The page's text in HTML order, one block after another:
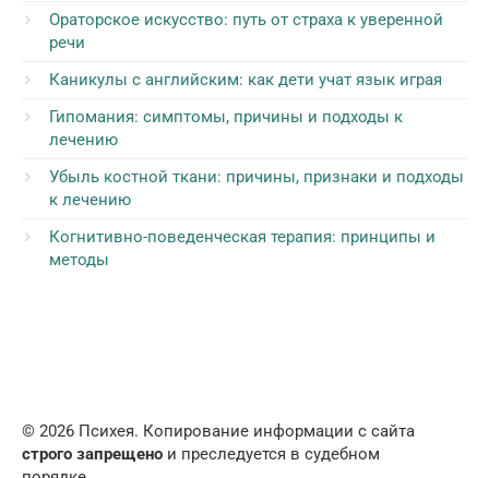
Ораторское искусство: путь от страха к уверенной
речи
Каникулы с английским: как дети учат язык играя
Гипомания: симптомы, причины и подходы к
лечению
Убыль костной ткани: причины, признаки и подходы
к лечению
Когнитивно-поведенческая терапия: принципы и
методы
© 2026 Психея. Копирование информации с сайта
строго запрещено и преследуется в судебном